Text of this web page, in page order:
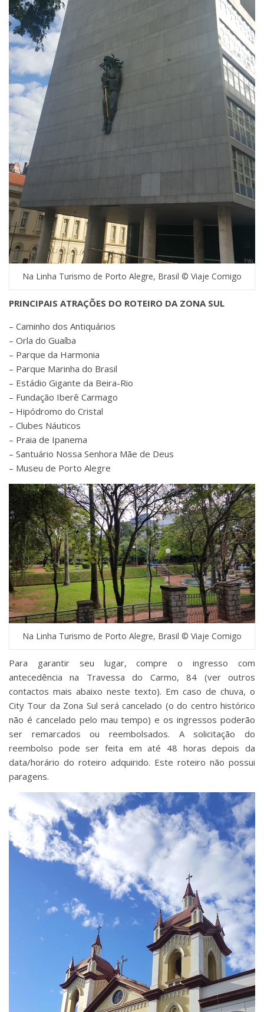
Na Linha Turismo de Porto Alegre, Brasil © Viaje Comigo
PRINCIPAIS ATRAÇÕES DO ROTEIRO DA ZONA SUL
– Caminho dos Antiquários
– Orla do Guaíba
– Parque da Harmonia
– Parque Marinha do Brasil
– Estádio Gigante da Beira-Rio
– Fundação Iberê Carmago
– Hipódromo do Cristal
– Clubes Náuticos
– Praia de Ipanema
– Santuário Nossa Senhora Mãe de Deus
– Museu de Porto Alegre
Na Linha Turismo de Porto Alegre, Brasil © Viaje Comigo
Para garantir seu lugar, compre o ingresso com
antecedência na Travessa do Carmo, 84 (ver outros
contactos mais abaixo neste texto). Em caso de chuva, o
City Tour da Zona Sul será cancelado (o do centro histórico
não é cancelado pelo mau tempo) e os ingressos poderão
ser remarcados ou reembolsados. A solicitação do
reembolso pode ser feita em até 48 horas depois da
data/horário do roteiro adquirido. Este roteiro não possui
paragens.